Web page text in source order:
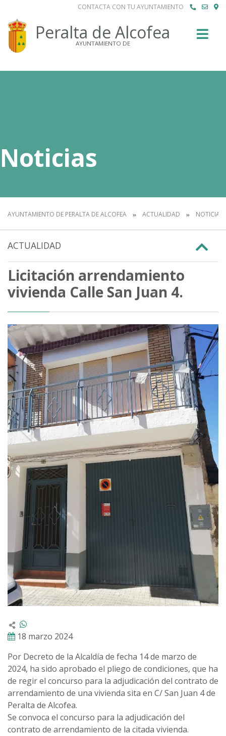
CONTACTA CON TU AYUNTAMIENTO
Peralta de Alcofea
AYUNTAMIENTO DE
Noticias
AYUNTAMIENTO DE PERALTA DE ALCOFEA ACTUALIDAD NOTICIAS
ACTUALIDAD
Licitación arrendamiento
vivienda Calle San Juan 4.
18 marzo 2024
Por Decreto de la Alcaldía de fecha 14 de marzo de
2024, ha sido aprobado el pliego de condiciones, que ha
de regir el concurso para la adjudicación del contrato de
arrendamiento de una vivienda sita en C/ San Juan 4 de
Peralta de Alcofea.
Se convoca el concurso para la adjudicación del
contrato de arrendamiento de la citada vivienda.